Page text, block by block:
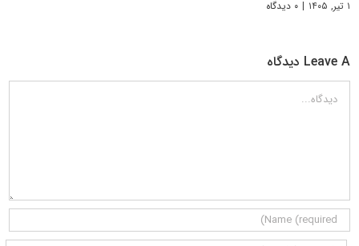
۱ تیر, ۱۴۰۵ | ۰ دیدگاه
Leave A دیدگاه
دیدگاه